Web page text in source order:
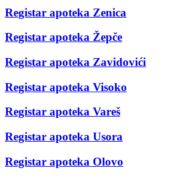
Registar apoteka Zenica
Registar apoteka Žepče
Registar apoteka Zavidovići
Registar apoteka Visoko
Registar apoteka Vareš
Registar apoteka Usora
Registar apoteka Olovo